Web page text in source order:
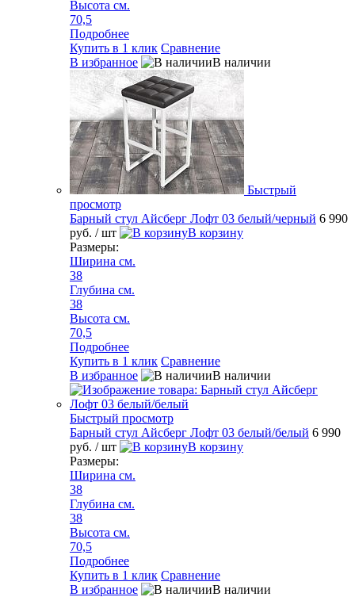
Высота см.
70,5
Подробнее
Купить в 1 клик Сравнение
В избранное
В наличии
Быстрый
просмотр
Барный стул Айсберг Лофт 03 белый/черный 6 990
руб. / шт
В корзину
Размеры:
Ширина см.
38
Глубина см.
38
Высота см.
70,5
Подробнее
Купить в 1 клик Сравнение
В избранное
В наличии
Быстрый просмотр
Барный стул Айсберг Лофт 03 белый/белый 6 990
руб. / шт
В корзину
Размеры:
Ширина см.
38
Глубина см.
38
Высота см.
70,5
Подробнее
Купить в 1 клик Сравнение
В избранное
В наличии